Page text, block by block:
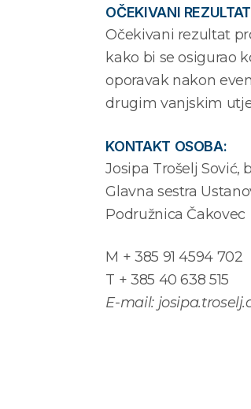
OČEKIVANI
Očekivani rezultat
kako bi se osigurao
oporavak nakon
drugim vanjskim
KONTAKT OSOBA:
Josipa Trošelj Sović,
Glavna sestra
Podružnica Čakovec
M + 385 91 4594 702
T + 385 40 638 515
E-mail: